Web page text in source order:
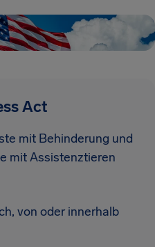
Act
mit Behinderung und
mit Assistenztieren
von oder innerhalb